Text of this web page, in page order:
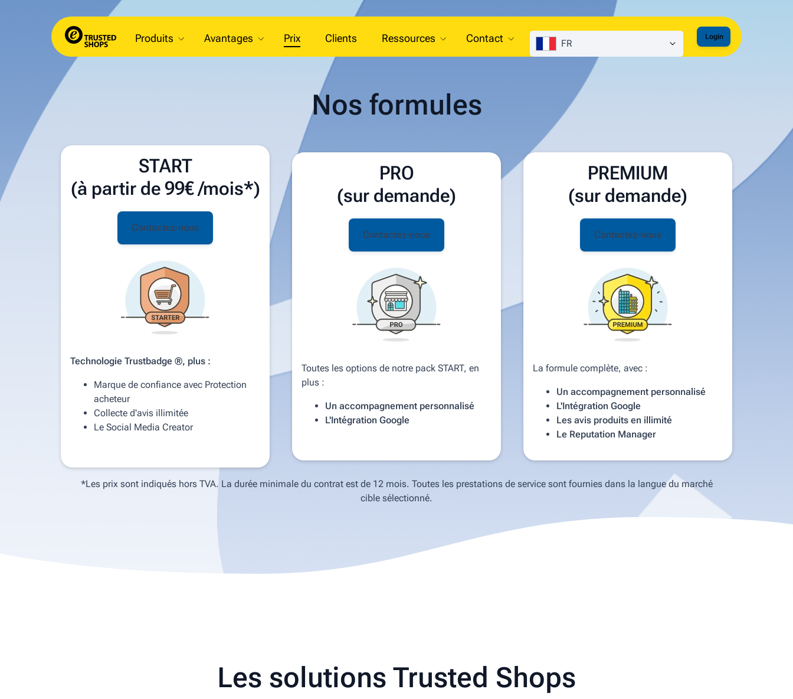
Produits Avantages Prix Clients Ressources Contact FR
Login
Nos formules
START
(à partir de 99€ /mois*)
Contactez-nous
Technologie Trustbadge ®, plus :
Marque de confiance avec Protection
acheteur
Collecte d'avis illimitée
Le Social Media Creator
PRO
(sur demande)
Contactez-nous
Toutes les options de notre pack START, en
plus :
Un accompagnement personnalisé
L'Intégration Google
PREMIUM
(sur demande)
Contactez-nous
La formule complète, avec :
Un accompagnement personnalisé
L'Intégration Google
Les avis produits en illimité
Le Reputation Manager
*Les prix sont indiqués hors TVA. La durée minimale du contrat est de 12 mois. Toutes les prestations de service sont fournies dans la langue du marché
cible sélectionné.
Les solutions Trusted Shops